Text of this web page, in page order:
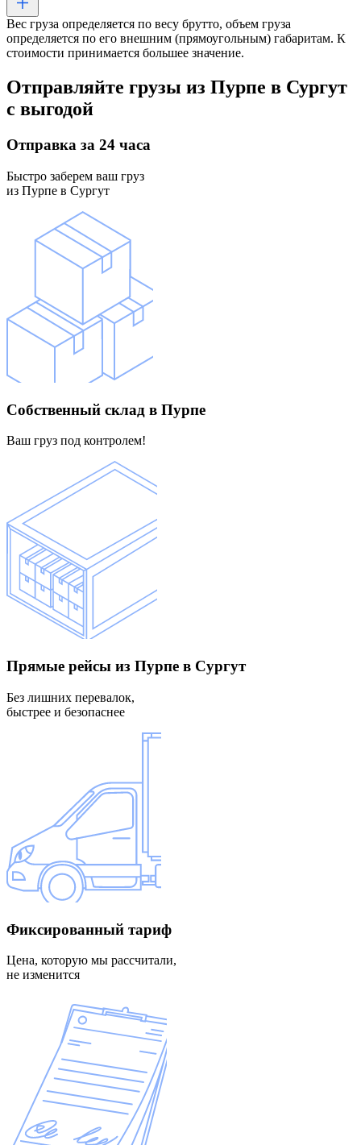
Вес груза определяется по весу брутто, объем груза
определяется по его внешним (прямоугольным) габаритам. К
стоимости принимается большее значение.
Отправляйте грузы из Пурпе в Сургут
с выгодой
Отправка за 24 часа
Быстро заберем ваш груз
из Пурпе в Сургут
Собственный склад в Пурпе
Ваш груз под контролем!
Прямые рейсы из Пурпе в Сургут
Без лишних перевалок,
быстрее и безопаснее
Фиксированный тариф
Цена, которую мы рассчитали,
не изменится